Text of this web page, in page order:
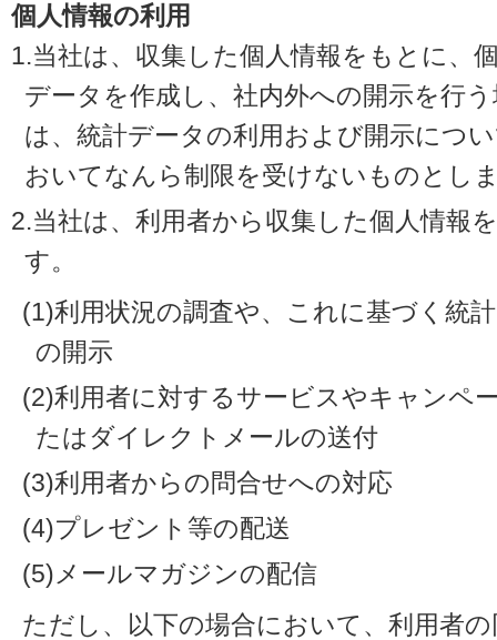
個人情報の利用
1.当社は、収集した個人情報をもとに、
データを作成し、社内外への開示を行
は、統計データの利用および開示につ
おいてなんら制限を受けないものとし
2.当社は、利用者から収集した個人情報
す。
(1)利用状況の調査や、これに基づく統
の開示
(2)利用者に対するサービスやキャンペ
たはダイレクトメールの送付
(3)利用者からの問合せへの対応
(4)プレゼント等の配送
(5)メールマガジンの配信
ただし、以下の場合において、利用者